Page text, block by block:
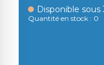
Disponible sous
Quantité en stock : 0